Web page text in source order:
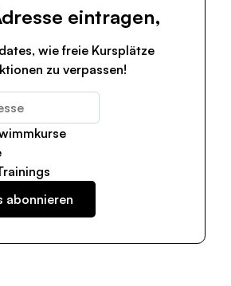
eintragen,
wie freie Kursplätze
zu verpassen!